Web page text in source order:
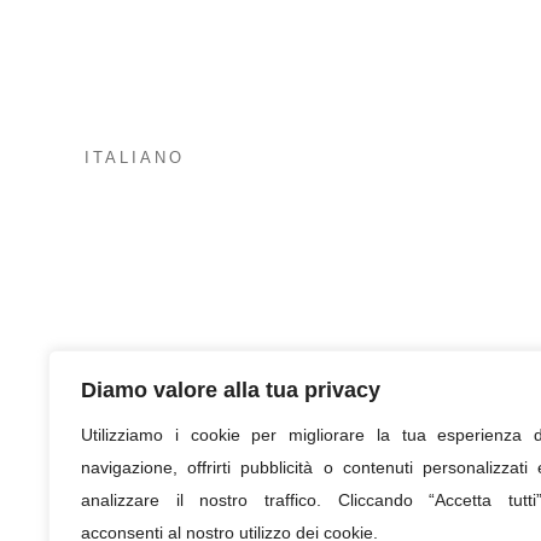
Diamo valore alla tua privacy
Utilizziamo i cookie per migliorare la tua esperienza
navigazione, offrirti pubblicità o contenuti personalizzati
analizzare il nostro traffico. Cliccando “Accetta tutti”,
acconsenti al nostro utilizzo dei cookie.
ITALIANO